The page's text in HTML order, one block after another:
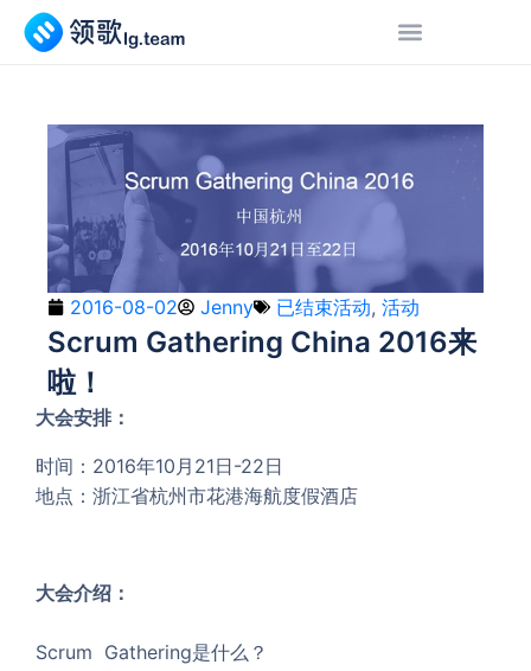
2016-08-02 Jenny 已结束活动, 活动
Scrum Gathering China 2016来
啦！
大会安排：
时间：2016年10月21日-22日
地点：浙江省杭州市花港海航度假酒店
大会介绍：
Scrum Gathering是什么？